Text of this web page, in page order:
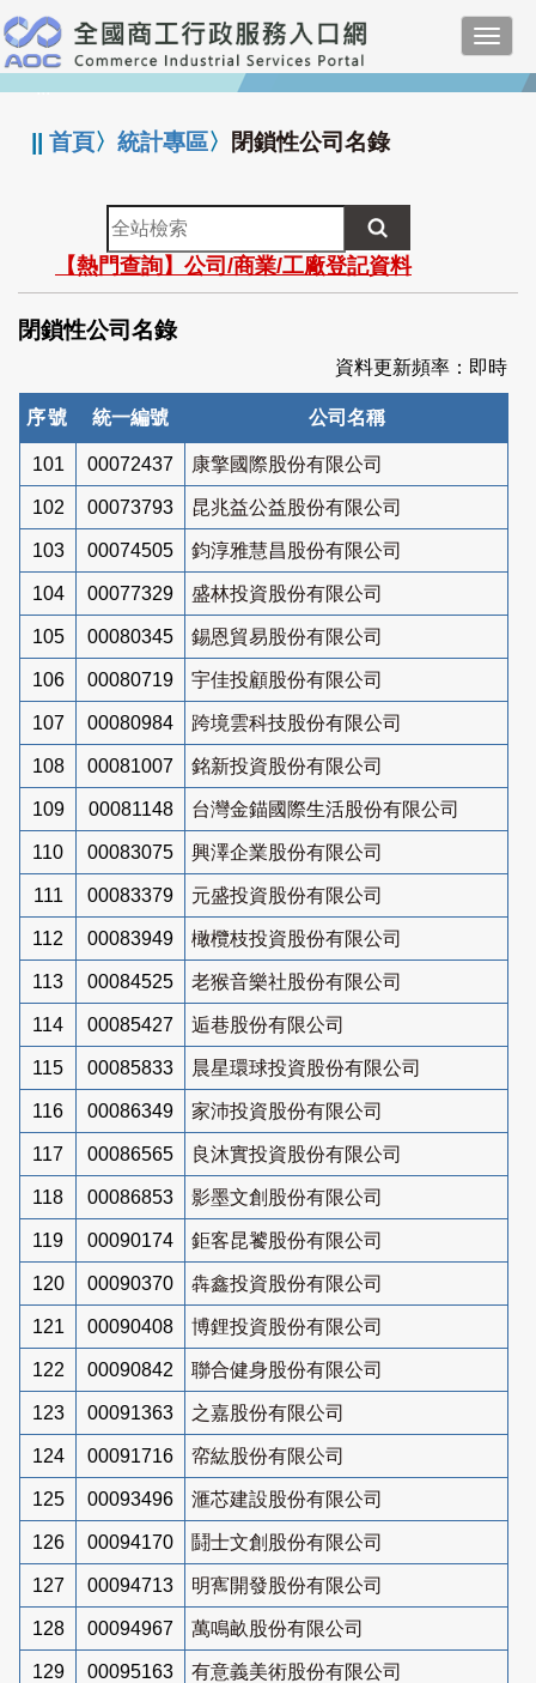
跳
到
主
要
:::
||首頁〉統計專區〉 閉鎖性公司名錄
全
站
檢
索
【熱門查詢】公司/商業/工廠登記資料
閉鎖性公司名錄
資料更新頻率：即時
序號 統一編號 公司名稱
101 00072437 康擎國際股份有限公司
102 00073793 昆兆益公益股份有限公司
103 00074505 鈞淳雅慧昌股份有限公司
104 00077329 盛林投資股份有限公司
105 00080345 錫恩貿易股份有限公司
106 00080719 宇佳投顧股份有限公司
107 00080984 跨境雲科技股份有限公司
108 00081007 銘新投資股份有限公司
109 00081148 台灣金錨國際生活股份有限公司
110 00083075 興澤企業股份有限公司
111 00083379 元盛投資股份有限公司
112 00083949 橄欖枝投資股份有限公司
113 00084525 老猴音樂社股份有限公司
114 00085427 逅巷股份有限公司
115 00085833 晨星環球投資股份有限公司
116 00086349 家沛投資股份有限公司
117 00086565 良沐實投資股份有限公司
118 00086853 影墨文創股份有限公司
119 00090174 鉅客昆饕股份有限公司
120 00090370 犇鑫投資股份有限公司
121 00090408 博鋰投資股份有限公司
122 00090842 聯合健身股份有限公司
123 00091363 之嘉股份有限公司
124 00091716 帟紘股份有限公司
125 00093496 滙芯建設股份有限公司
126 00094170 鬪士文創股份有限公司
127 00094713 明寯開發股份有限公司
128 00094967 萬鳴畝股份有限公司
129 00095163 有意義美術股份有限公司